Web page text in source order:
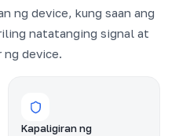
ng device, kung saan ang
natatanging signal at
ng device.
Kapaligiran ng